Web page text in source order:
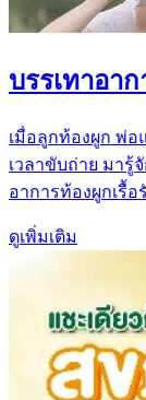
บรรเทาอา
เมื่อลูกท้องผูก พ่อ
เวลาขับถ่าย มารู้
อาการท้องผูกเรื้อ
ดูเพิ่มเติม